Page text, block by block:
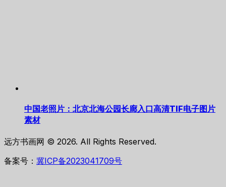
中国老照片：北京北海公园长廊入口高清TIF电子图片
素材
远方书画网 © 2026. All Rights Reserved.
备案号： 冀ICP备2023041709号